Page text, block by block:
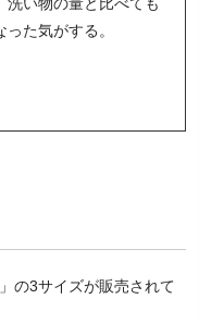
洗い物の量と比べても
た気がする。
の3サイズが販売されて